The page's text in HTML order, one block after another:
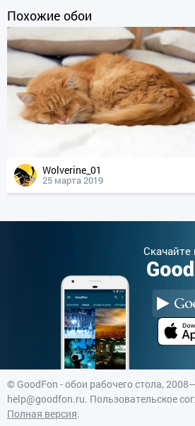
Похожие обои
Wolverine_01
25 марта 2019
© GoodFon - обои рабочего стола,
help@goodfon.ru. Пользовательское
Полная версия.